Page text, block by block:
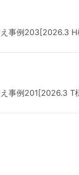
事例203[2026.3 H
事例201[2026.3 T